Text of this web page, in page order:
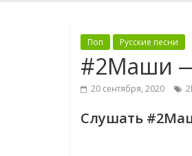
Поп Русские песни
#2Маши
20 сентября, 2020
Слушать